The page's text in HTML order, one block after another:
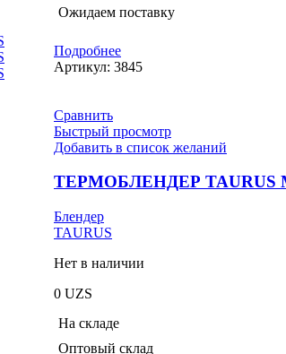
Ожидаем поставку
Подробнее
Артикул: 3845
Сравнить
Быстрый просмотр
Добавить в список желаний
ТЕРМОБЛЕНДЕР TAURUS
Блендер
TAURUS
Нет в наличии
0 UZS
На складе
Оптовый склад